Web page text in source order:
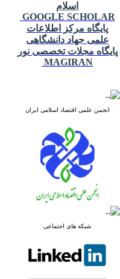
اسلام
GOOGLE SCHOLAR
پایگاه مرکز اطلاعات
علمی جهاد دانشگاهی
پایگاه مجلات تخصصی نور
MAGIRAN
انجمن علمی اقتصاد اسلامی ایران
شبکه های اجتماعی